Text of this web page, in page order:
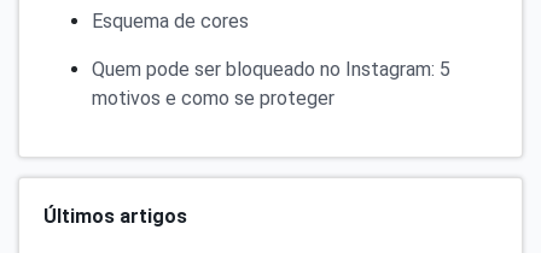
Esquema de cores
Quem pode ser bloqueado no Instagram: 5
motivos e como se proteger
Últimos artigos